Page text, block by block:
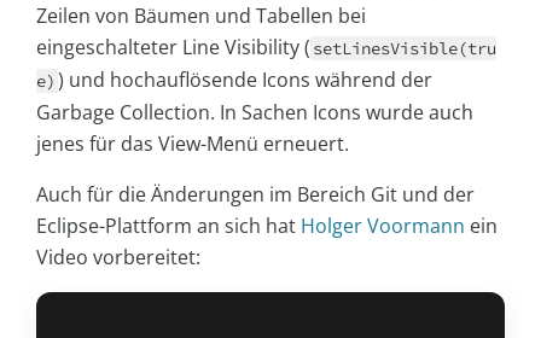
Zeilen von Bäumen und Tabellen bei
eingeschalteter Line Visibility ( setLinesVisible(tru
e) ) und hochauflösende Icons während der
Garbage Collection. In Sachen Icons wurde auch
jenes für das View-Menü erneuert.
Auch für die Änderungen im Bereich Git und der
Eclipse-Plattform an sich hat Holger Voormann ein
Video vorbereitet: